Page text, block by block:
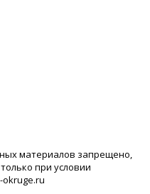
материалов запрещено,
при условии
okruge.ru